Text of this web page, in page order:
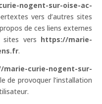
nogent-sur-oise-ac-
vers d’autres sites
de ces liens externes
sites vers https://marie-
.
marie-curie-nogent-sur-
de provoquer l’installation